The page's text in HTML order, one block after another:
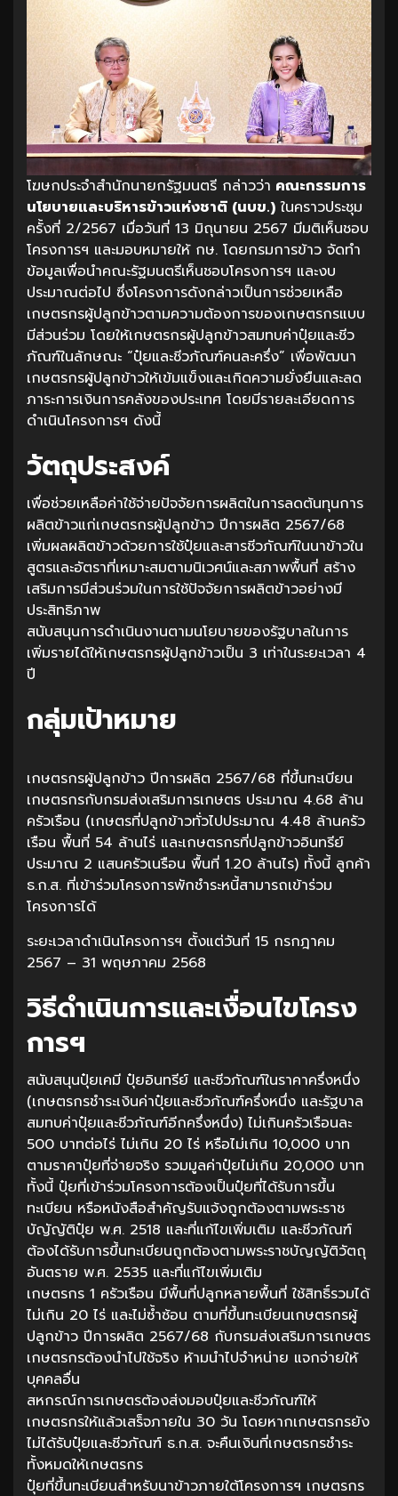
โฆษกประจำสำนักนายกรัฐมนตรี กล่าวว่า คณะกรรมการ
นโยบายและบริหารข้าวแห่งชาติ (นบข.) ในคราวประชุม
ครั้งที่ 2/2567 เมื่อวันที่ 13 มิถุนายน 2567 มีมติเห็นชอบ
โครงการฯ และมอบหมายให้ กษ. โดยกรมการข้าว จัดทำ
ข้อมูลเพื่อนำคณะรัฐมนตรีเห็นชอบโครงการฯ และงบ
ประมาณต่อไป ซึ่งโครงการดังกล่าวเป็นการช่วยเหลือ
เกษตรกรผู้ปลูกข้าวตามความต้องการของเกษตรกรแบบ
มีส่วนร่วม โดยให้เกษตรกรผู้ปลูกข้าวสมทบค่าปุ๋ยและชีว
ภัณฑ์ในลักษณะ “ปุ๋ยและชีวภัณฑ์คนละครึ่ง” เพื่อพัฒนา
เกษตรกรผู้ปลูกข้าวให้เข้มแข็งและเกิดความยั่งยืนและลด
ภาระการเงินการคลังของประเทศ โดยมีรายละเอียดการ
ดำเนินโครงการฯ ดังนี้
วัตถุประสงค์
เพื่อช่วยเหลือค่าใช้จ่ายปัจจัยการผลิตในการลดต้นทุนการ
ผลิตข้าวแก่เกษตรกรผู้ปลูกข้าว ปีการผลิต 2567/68
เพิ่มผลผลิตข้าวด้วยการใช้ปุ๋ยและสารชีวภัณฑ์ในนาข้าวใน
สูตรและอัตราที่เหมาะสมตามนิเวศน์และสภาพพื้นที่ สร้าง
เสริมการมีส่วนร่วมในการใช้ปัจจัยการผลิตข้าวอย่างมี
ประสิทธิภาพ
สนับสนุนการดำเนินงานตามนโยบายของรัฐบาลในการ
เพิ่มรายได้ให้เกษตรกรผู้ปลูกข้าวเป็น 3 เท่าในระยะเวลา 4
ปี
กลุ่มเป้าหมาย
เกษตรกรผู้ปลูกข้าว ปีการผลิต 2567/68 ที่ขึ้นทะเบียน
เกษตรกรกับกรมส่งเสริมการเกษตร ประมาณ 4.68 ล้าน
ครัวเรือน (เกษตรที่ปลูกข้าวทั่วไปประมาณ 4.48 ล้านครัว
เรือน พื้นที่ 54 ล้านไร่ และเกษตรกรที่ปลูกข้าวอินทรีย์
ประมาณ 2 แสนครัวเนรือน พื้นที่ 1.20 ล้านไร) ทั้งนี้ ลูกค้า
ธ.ก.ส. ที่เข้าร่วมโครงการพักชำระหนี้สามารถเข้าร่วม
โครงการได้
ระยะเวลาดำเนินโครงการฯ ตั้งแต่วันที่ 15 กรกฎาคม
2567 – 31 พฤษภาคม 2568
วิธีดำเนินการและเงื่อนไขโครง
การฯ
สนับสนุนปุ๋ยเคมี ปุ๋ยอินทรีย์ และชีวภัณฑ์ในราคาครึ่งหนึ่ง
(เกษตรกรชำระเงินค่าปุ๋ยและชีวภัณฑ์ครึ่งหนึ่ง และรัฐบาล
สมทบค่าปุ๋ยและชีวภัณฑ์อีกครึ่งหนึ่ง) ไม่เกินครัวเรือนละ
500 บาทต่อไร่ ไม่เกิน 20 ไร่ หรือไม่เกิน 10,000 บาท
ตามราคาปุ๋ยที่จ่ายจริง รวมมูลค่าปุ๋ยไม่เกิน 20,000 บาท
ทั้งนี้ ปุ๋ยที่เข้าร่วมโครงการต้องเป็นปุ๋ยที่ได้รับการขึ้น
ทะเบียน หรือหนังสือสำคัญรับแจ้งถูกต้องตามพระราช
บัญัญัติปุ๋ย พ.ศ. 2518 และที่แก้ไขเพิ่มเติม และชีวภัณฑ์
ต้องได้รับการขึ้นทะเบียนถูกต้องตามพระราชบัญญัติวัตถุ
อันตราย พ.ศ. 2535 และที่แก้ไขเพิ่มเติม
เกษตรกร 1 ครัวเรือน มีพื้นที่ปลูกหลายพื้นที่ ใช้สิทธิ์รวมได้
ไม่เกิน 20 ไร่ และไม่ซ้ำซ้อน ตามที่ขึ้นทะเบียนเกษตรกรผู้
ปลูกข้าว ปีการผลิต 2567/68 กับกรมส่งเสริมการเกษตร
เกษตรกรต้องนำไปใช้จริง ห้ามนำไปจำหน่าย แจกจ่ายให้
บุคคลอื่น
สหกรณ์การเกษตรต้องส่งมอบปุ๋ยและชีวภัณฑ์ให้
เกษตรกรให้แล้วเสร็จภายใน 30 วัน โดยหากเกษตรกรยัง
ไม่ได้รับปุ๋ยและชีวภัณฑ์ ธ.ก.ส. จะคืนเงินที่เกษตรกรชำระ
ทั้งหมดให้เกษตรกร
ปุ๋ยที่ขึ้นทะเบียนสำหรับนาข้าวภายใต้โครงการฯ เกษตรกร